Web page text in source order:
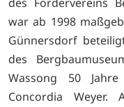
war ab 1998
Günnersdorf
des
Wassong 50
Concordia Weyer.